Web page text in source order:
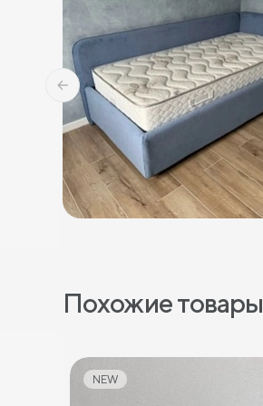
Похожие товары
NEW